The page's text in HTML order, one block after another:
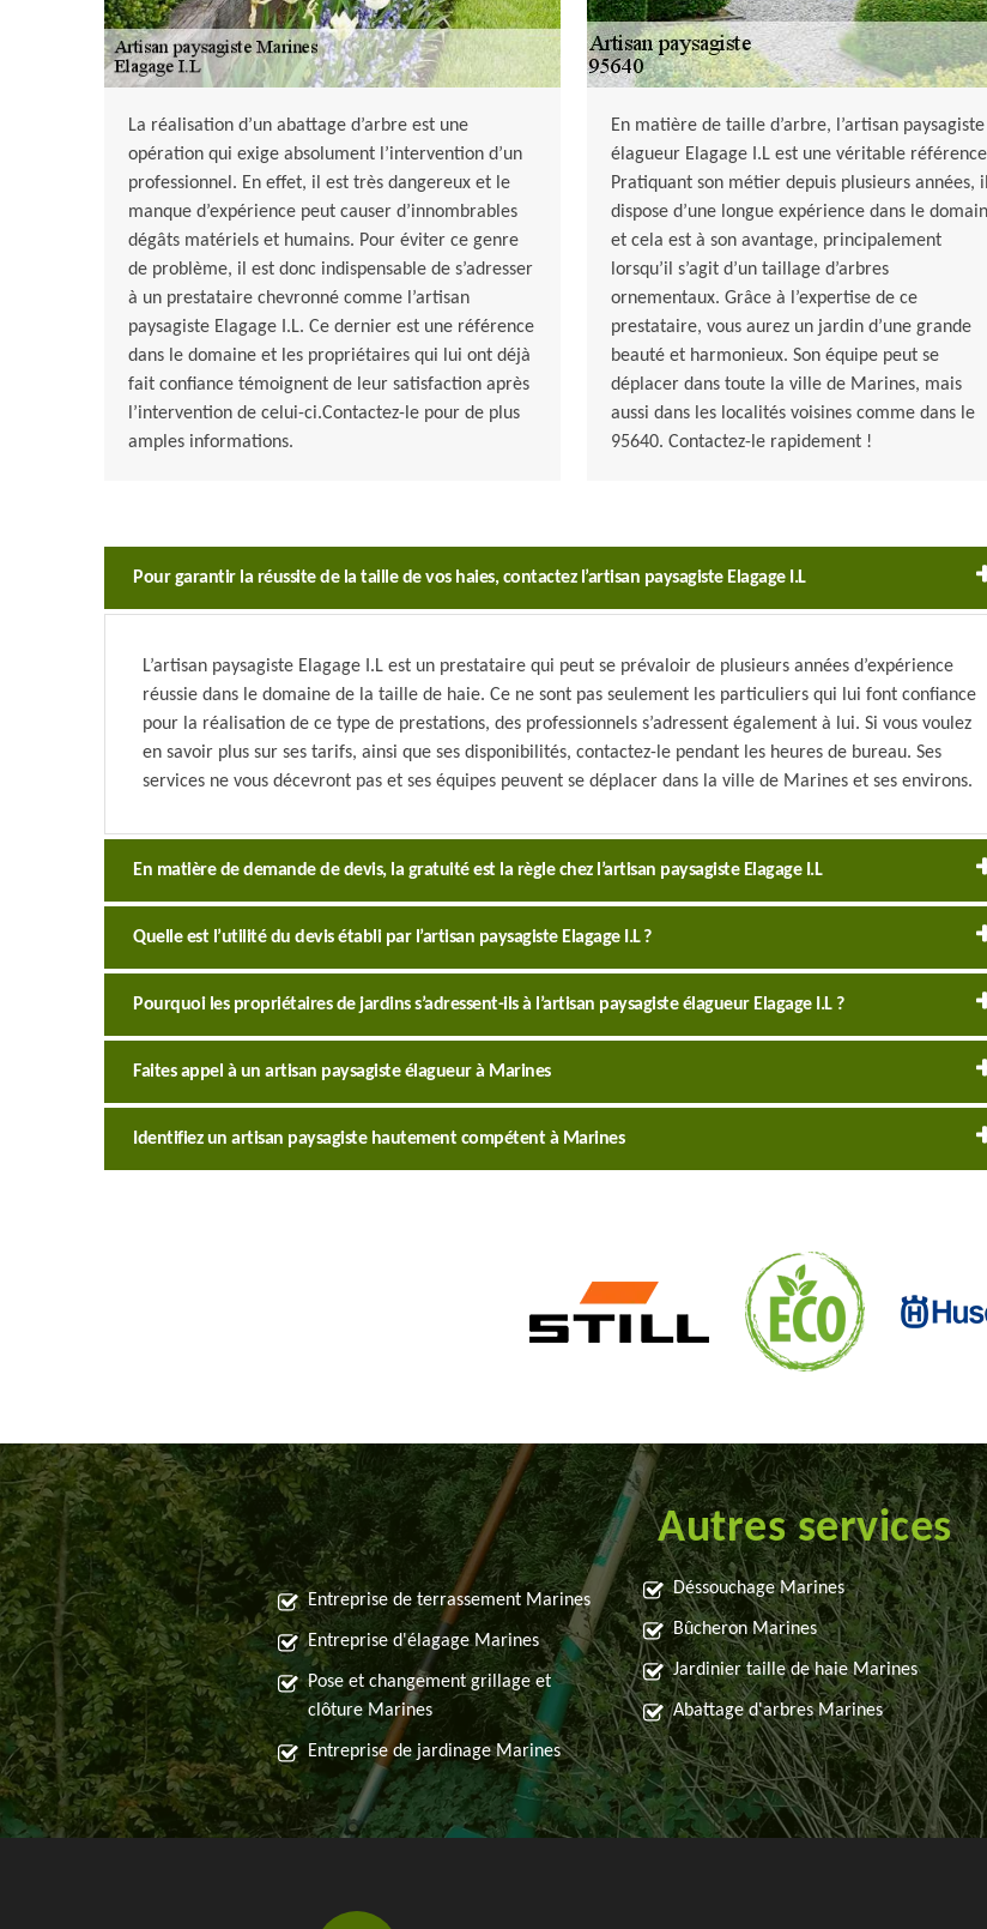
La réalisation d’un abattage d’arbre est une
opération qui exige absolument l’intervention d’un
professionnel. En effet, il est très dangereux et le
manque d’expérience peut causer d’innombrables
dégâts matériels et humains. Pour éviter ce genre
de problème, il est donc indispensable de s’adresser
à un prestataire chevronné comme l’artisan
paysagiste Elagage I.L. Ce dernier est une référence
dans le domaine et les propriétaires qui lui ont déjà
fait confiance témoignent de leur satisfaction après
l’intervention de celui-ci.Contactez-le pour de plus
amples informations.
En matière de taille d’arbre, l’artisan paysagiste
élagueur Elagage I.L est une véritable
Pratiquant son métier depuis plusieurs années, il
dispose d’une longue expérience dans le
et cela est à son avantage, principalement
lorsqu’il s’agit d’un taillage d’arbres
ornementaux. Grâce à l’expertise de ce
prestataire, vous aurez un jardin d’une grande
beauté et harmonieux. Son équipe peut se
déplacer dans toute la ville de Marines, mais
aussi dans les localités voisines comme dans le
95640. Contactez-le rapidement !
Pour garantir la réussite de la taille de vos haies, contactez l’artisan paysagiste Elagage I.L
L’artisan paysagiste Elagage I.L est un prestataire qui peut se prévaloir de plusieurs années d’expérience
réussie dans le domaine de la taille de haie. Ce ne sont pas seulement les particuliers qui lui font confiance
pour la réalisation de ce type de prestations, des professionnels s’adressent également à lui. Si vous voulez
en savoir plus sur ses tarifs, ainsi que ses disponibilités, contactez-le pendant les heures de bureau. Ses
services ne vous décevront pas et ses équipes peuvent se déplacer dans la ville de Marines et ses environs.
En matière de demande de devis, la gratuité est la règle chez l’artisan paysagiste Elagage I.L
Quelle est l’utilité du devis établi par l’artisan paysagiste Elagage I.L ?
Pourquoi les propriétaires de jardins s’adressent-ils à l’artisan paysagiste élagueur Elagage I.L ?
Faites appel à un artisan paysagiste élagueur à Marines
Identifiez un artisan paysagiste hautement compétent à Marines
Autres services
Entreprise de terrassement Marines
Entreprise d'élagage Marines
Pose et changement grillage et
clôture Marines
Entreprise de jardinage Marines
Déssouchage Marines
Bûcheron Marines
Jardinier taille de haie Marines
Abattage d'arbres Marines